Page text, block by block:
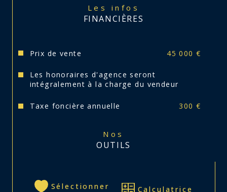
Les infos
FINANCIÈRES
Prix de vente 45 000 €
Les honoraires d'agence seront
intégralement à la charge du vendeur
Taxe foncière annuelle 300 €
Nos
OUTILS
Sélectionner Calculatrice